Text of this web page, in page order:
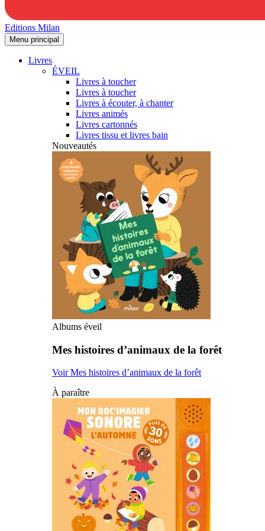
Editions Milan
Menu principal
Livres
ÉVEIL
Livres à toucher
Livres à toucher
Livres à écouter, à chanter
Livres animés
Livres cartonnés
Livres tissu et livres bain
Nouveautés
Albums éveil
Mes histoires d’animaux de la forêt
Voir Mes histoires d’animaux de la forêt
À paraître